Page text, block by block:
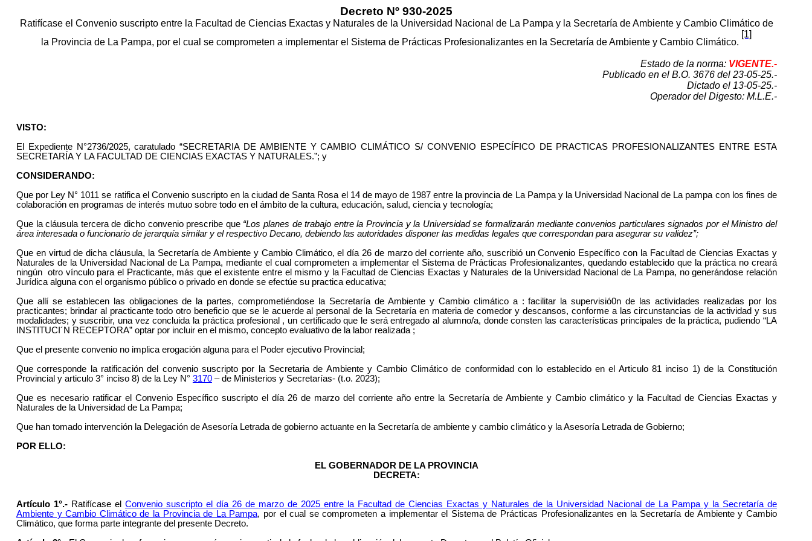
Decreto Nº 930-2025
Ratifícase el Convenio suscripto entre la Facultad de Ciencias Exactas y Naturales de la Universidad Nacional de La Pampa y la Secretaría de Ambiente y Cambio Climático de
la Provincia de La Pampa, por el cual se comprometen a implementar el Sistema de Prácticas Profesionalizantes en la Secretaría de Ambiente y Cambio Climático.
[1]
Estado de la norma: VIGENTE.-
Publicado en el B.O. 3676 del 23-05-25.-
Dictado el 13-05-25.-
Operador del Digesto: M.L.E.-
VISTO:
El Expediente N°2736/2025, caratulado “SECRETARIA DE AMBIENTE Y CAMBIO CLIMÁTICO S/ CONVENIO ESPECÍFICO DE PRACTICAS PROFESIONALIZANTES ENTRE ESTA
SECRETARÍA Y LA FACULTAD DE CIENCIAS EXACTAS Y NATURALES.”; y
CONSIDERANDO:
Que por Ley N° 1011 se ratifica el Convenio suscripto en la ciudad de Santa Rosa el 14 de mayo de 1987 entre la provincia de La Pampa y la Universidad Nacional de La pampa con los fines de
colaboración en programas de interés mutuo sobre todo en el ámbito de la cultura, educación, salud, ciencia y tecnología;
Que la cláusula tercera de dicho convenio prescribe que “Los planes de trabajo entre la Provincia y la Universidad se formalizarán mediante convenios particulares signados por el Ministro del
área interesada o funcionario de jerarquía similar y el respectivo Decano, debiendo las autoridades disponer las medidas legales que correspondan para asegurar su validez”;
Que en virtud de dicha cláusula, la Secretaría de Ambiente y Cambio Climático, el día 26 de marzo del corriente año, suscribió un Convenio Específico con la Facultad de Ciencias Exactas y
Naturales de la Universidad Nacional de La Pampa, mediante el cual comprometen a implementar el Sistema de Prácticas Profesionalizantes, quedando establecido que la práctica no creará
ningún otro vínculo para el Practicante, más que el existente entre el mismo y la Facultad de Ciencias Exactas y Naturales de la Universidad Nacional de La Pampa, no generándose relación
Jurídica alguna con el organismo público o privado en donde se efectúe su practica educativa;
Que allí se establecen las obligaciones de la partes, comprometiéndose la Secretaría de Ambiente y Cambio climático a : facilitar la supervisió0n de las actividades realizadas por los
practicantes; brindar al practicante todo otro beneficio que se le acuerde al personal de la Secretaría en materia de comedor y descansos, conforme a las circunstancias de la actividad y sus
modalidades; y suscribir, una vez concluida la práctica profesional , un certificado que le será entregado al alumno/a, donde consten las características principales de la práctica, pudiendo “LA
INSTITUCI´N RECEPTORA” optar por incluir en el mismo, concepto evaluativo de la labor realizada ;
Que el presente convenio no implica erogación alguna para el Poder ejecutivo Provincial;
Que corresponde la ratificación del convenio suscripto por la Secretaria de Ambiente y Cambio Climático de conformidad con lo establecido en el Articulo 81 inciso 1) de la Constitución
Provincial y articulo 3° inciso 8) de la Ley N° 3170– de Ministerios y Secretarías- (t.o. 2023);
Que es necesario ratificar el Convenio Específico suscripto el día 26 de marzo del corriente año entre la Secretaría de Ambiente y Cambio climático y la Facultad de Ciencias Exactas y
Naturales de la Universidad de La Pampa;
Que han tomado intervención la Delegación de Asesoría Letrada de gobierno actuante en la Secretaría de ambiente y cambio climático y la Asesoría Letrada de Gobierno;
POR ELLO:
EL GOBERNADOR DE LA PROVINCIA
DECRETA:
Artículo 1°.-Ratifícase el Convenio suscripto el día 26 de marzo de 2025 entre la Facultad de Ciencias Exactas y Naturales de la Universidad Nacional de La Pampa y la Secretaría de
Ambiente y Cambio Climático de la Provincia de La Pampa, por el cual se comprometen a implementar el Sistema de Prácticas Profesionalizantes en la Secretaría de Ambiente y Cambio
Climático, que forma parte integrante del presente Decreto.